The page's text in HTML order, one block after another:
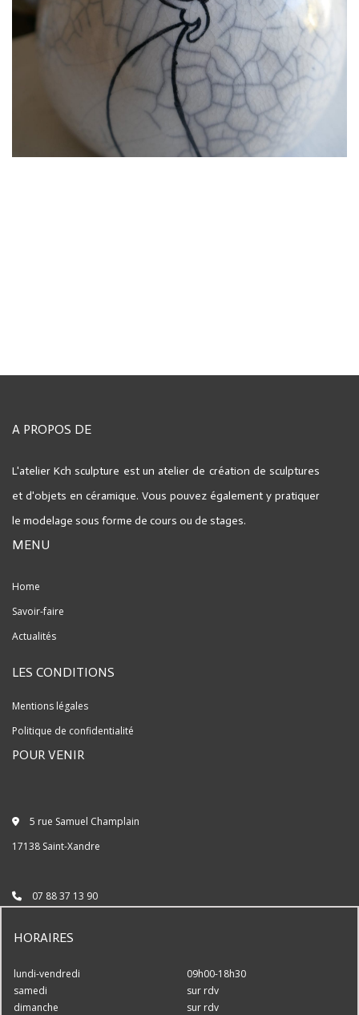
A PROPOS DE
L'atelier Kch sculpture est un atelier de création de sculptures
et d'objets en céramique. Vous pouvez également y pratiquer
le modelage sous forme de cours ou de stages.
MENU
Home
Savoir-faire
Actualités
LES CONDITIONS
Mentions légales
Politique de confidentialité
POUR VENIR
5 rue Samuel Champlain
17138 Saint-Xandre
07 88 37 13 90
HORAIRES
lundi-vendredi
samedi
dimanche
09h00-18h30
sur rdv
sur rdv